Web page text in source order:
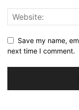
Save my name,
next time I comment.